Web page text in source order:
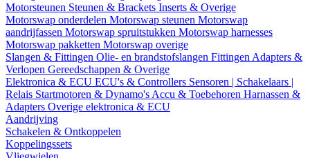
Motorsteunen Steunen & Brackets Inserts & Overige
Motorswap onderdelen Motorswap steunen Motorswap
aandrijfassen Motorswap spruitstukken Motorswap harnesses
Motorswap pakketten Motorswap overige
Slangen & Fittingen Olie- en brandstofslangen Fittingen Adapters &
Verlopen Gereedschappen & Overige
Elektronica & ECU ECU's & Controllers Sensoren | Schakelaars |
Relais Startmotoren & Dynamo's Accu & Toebehoren Harnassen &
Adapters Overige elektronica & ECU
Aandrijving
Schakelen & Ontkoppelen
Koppelingssets